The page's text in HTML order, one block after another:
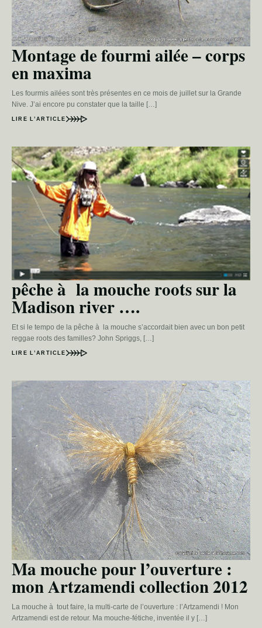
Montage de fourmi ailée – corps
en maxima
Les fourmis ailées sont très présentes en ce mois de juillet sur la Grande
Nive. J’ai encore pu constater que la taille […]
LIRE L’ARTICLE
pêche à la mouche roots sur la
Madison river ….
Et si le tempo de la pêche à la mouche s’accordait bien avec un bon petit
reggae roots des familles? John Spriggs, […]
LIRE L’ARTICLE
Ma mouche pour l’ouverture :
mon Artzamendi collection 2012
La mouche à tout faire, la multi-carte de l’ouverture : l’Artzamendi ! Mon
Artzamendi est de retour. Ma mouche-fétiche, inventée il y […]